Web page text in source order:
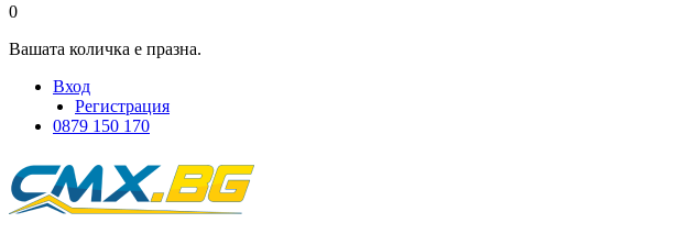
0
Вашата количка е празна.
Вход
Регистрация
0879 150 170